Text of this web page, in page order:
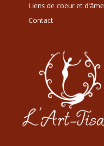
Liens de coeur et d'âme
Contact